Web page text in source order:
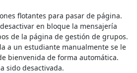
flotantes para pasar de página.
en bloque la mensajería
de la página de gestión de grupos.
a un estudiante manualmente se le
bienvenida de forma automática.
sido desactivada.